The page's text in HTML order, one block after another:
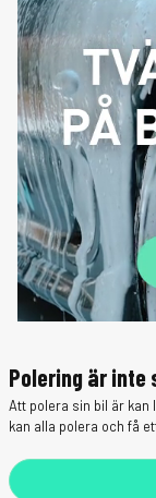
Polering är inte
Att polera sin bil är kan
kan alla polera och få